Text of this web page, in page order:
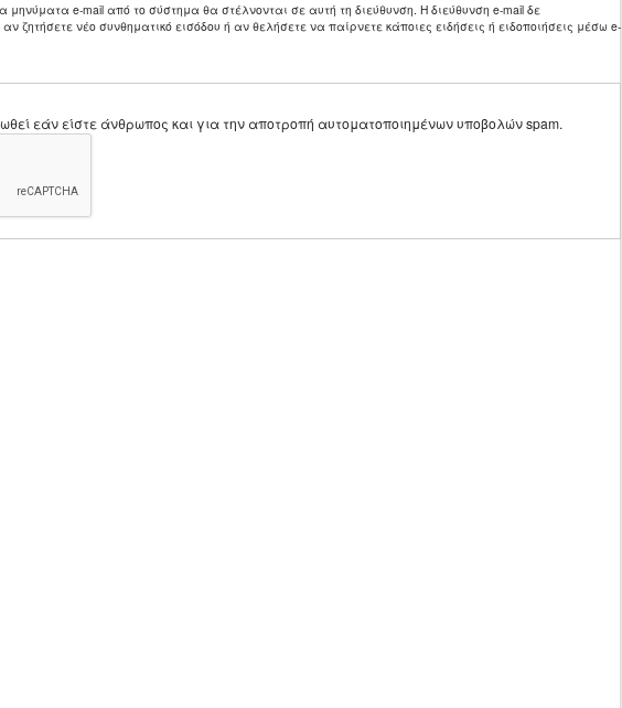
μηνύματα e-mail από το σύστημα θα στέλνονται σε αυτή τη διεύθυνση. Η διεύθυνση e-mail δε
ζητήσετε νέο συνθηματικό εισόδου ή αν θελήσετε να παίρνετε κάποιες ειδήσεις ή ειδοποιήσεις μέσω e-
εάν είστε άνθρωπος και για την αποτροπή αυτοματοποιημένων υποβολών spam.